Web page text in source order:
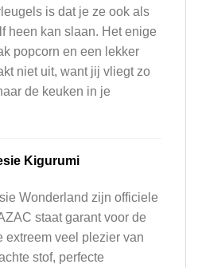
is dat je ze ook als
heen kan slaan. Het enige
popcorn en een lekker
niet uit, want jij vliegt zo
de keuken in je
Kigurumi
Wonderland zijn officiele
staat garant voor de
extreem veel plezier van
stof, perfecte